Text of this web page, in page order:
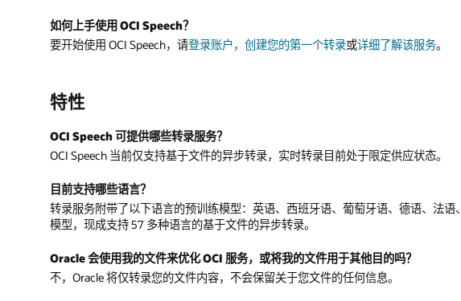
如何上手使用 OCI Speech？
要开始使用 OCI Speech，请登录账户，创建您的第一个转录或详细了解该服务。
特性
OCI Speech 可提供哪些转录服务？
OCI Speech 当前仅支持基于文件的异步转录，实时转录目前处于限定供应状态。
目前支持哪些语言？
转录服务附带了以下语言的预训练模型：英语、西班牙语、葡萄牙语、德语、法
模型，现成支持 57 多种语言的基于文件的异步转录。
Oracle 会使用我的文件来优化 OCI 服务，或将我的文件用于其他目的吗？
不，Oracle 将仅转录您的文件内容，不会保留关于您文件的任何信息。